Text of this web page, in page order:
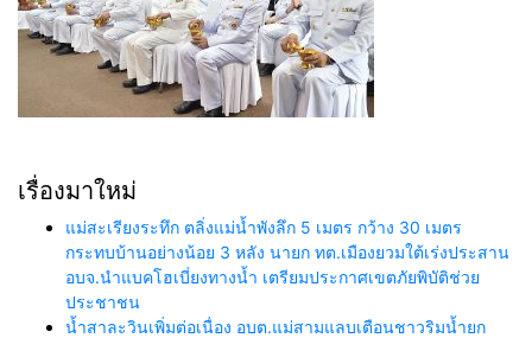
เรื่องมาใหม่
แม่สะเรียงระทึก ตลิ่งแม่น้ำพังลึก 5 เมตร กว้าง 30 เมตร
กระทบบ้านอย่างน้อย 3 หลัง นายก ทต.เมืองยวมใต้เร่งประสาน
อบจ.นำแบคโฮเบี่ยงทางน้ำ เตรียมประกาศเขตภัยพิบัติช่วย
ประชาชน
น้ำสาละวินเพิ่มต่อเนื่อง อบต.แม่สามแลบเตือนชาวริมน้ำยก